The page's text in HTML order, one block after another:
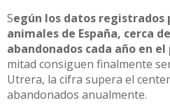
Según los datos registrados
animales de España, cerca
abandonados cada año en el
mitad consiguen finalmente
Utrera, la cifra supera el
abandonados anualmente.